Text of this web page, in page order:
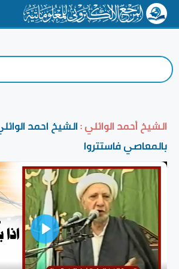
الشيخ أحمد الوائلي :الشيخ احمد
بالمعاصي فاستتروا
Play